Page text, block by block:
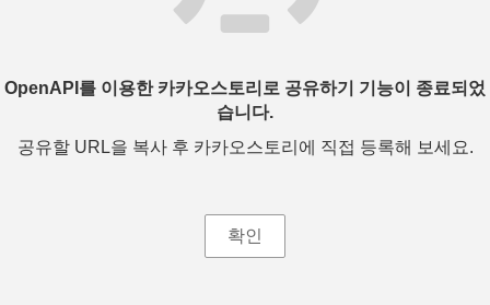
OpenAPI를 이용한 카카오스토리로 공유하기 기능이 종료되었
습니다.
공유할 URL을 복사 후 카카오스토리에 직접 등록해 보세요.
확인